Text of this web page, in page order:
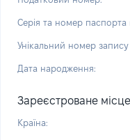
Серія та номер паспорта
Унікальний номер
Дата народження:
Зареєстроване
Країна: